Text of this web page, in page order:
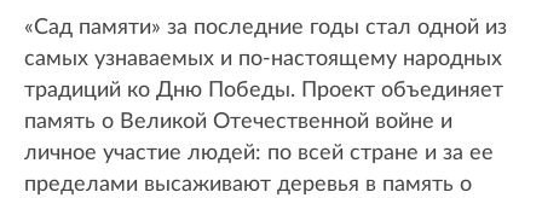
«Сад памяти» за последние годы стал одной из
самых узнаваемых и по-настоящему народных
традиций ко Дню Победы. Проект объединяет
память о Великой Отечественной войне и
личное участие людей: по всей стране и за ее
пределами высаживают деревья в память о